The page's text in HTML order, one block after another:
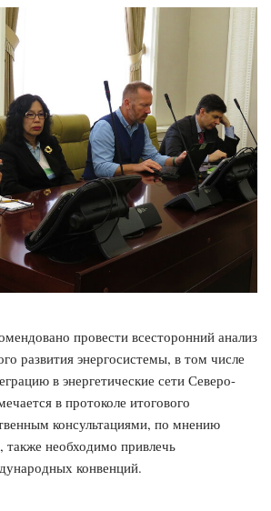
провести всесторонний анализ
развития энергосистемы, в том числе
в энергетические сети Северо-
в протоколе итогового
консультациями, по мнению
также необходимо привлечь
конвенций.